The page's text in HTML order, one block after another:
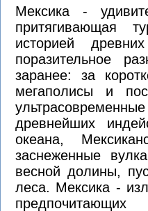
Мексика -
притягивающая
историей
поразительное
заранее: за
мегаполисы и
древнейших
океана,
заснеженные
весной долины,
леса. Мексика -